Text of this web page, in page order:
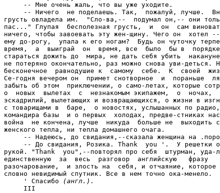
--
Мне очень жаль, что вы уже уходите.
-- Ничего  не поделаешь. Так,  пожалуй, лучше.
грусть овладела им.  "Сло-ва,--  подумал он,-- они
пас..." Глупая  бесполезная грусть,  и  он  сам
ничего, чтобы завоевать эту жен-щину. Чего он  хотел --
ему до-рогу,  упала к его ногам?  Будь он чуточку
время,  а  выиграй  он  время, все  было  бы в
стараться дожить до  мира, не дать себя убить
не потеряно окончательно, раз можно снова уви-деться.
бесконечное  равнодушие к  самому  себе.  К  своей
Се-годня вечером он  примет снотворное  и  пораньше
забыть об этом  приключении, о само-летах, которые
о  новых  вылетах  с  незнакомым экипажем,  о  ночах,
эскадрилий, вылетающих и возвращающихся, о жизни в
с товарищами в  баре,  о новостях, услышанных по
командира базы  и о первых  холодах, предве-стниках
война  не кончена, лучше  никуда  больше не  выходить
женского тепла, ни тепла домашнего очага.
-- Надеюсь, до свидания,--сказала женщина на
-- До свидания, Розика. Thank  you '.  У решетки
рукой. "Thank  you",--повторял про себя  штурман,
единственную  за  весь  разговор  английскую
разочарование,  и злость на  себя, и отчаяние, которое
словно невидимый спутник. Все в нем точно ока-менело.
     ' Спасибо
(англ.).
     III